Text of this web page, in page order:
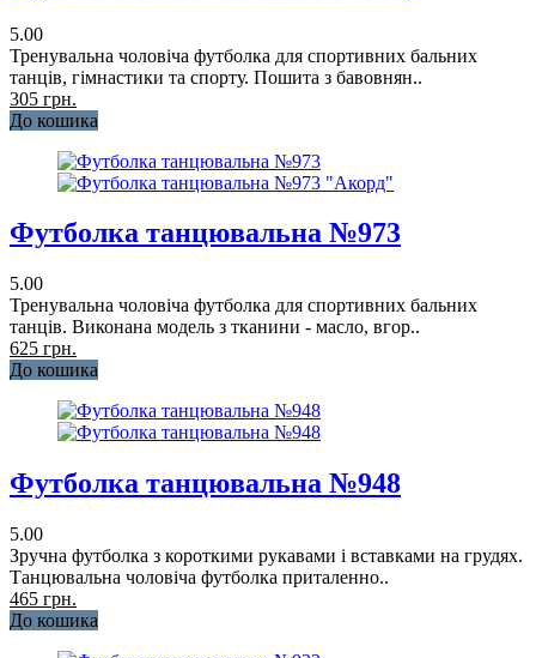
5.00
Тренувальна чоловіча футболка для спортивних бальних
танців, гімнастики та спорту. Пошита з бавовнян..
305 грн.
До кошика
Футболка танцювальна №973
5.00
Тренувальна чоловіча футболка для спортивних бальних
танців. Виконана модель з тканини - масло, вгор..
625 грн.
До кошика
Футболка танцювальна №948
5.00
Зручна футболка з короткими рукавами і вставками на грудях.
Танцювальна чоловіча футболка приталенно..
465 грн.
До кошика